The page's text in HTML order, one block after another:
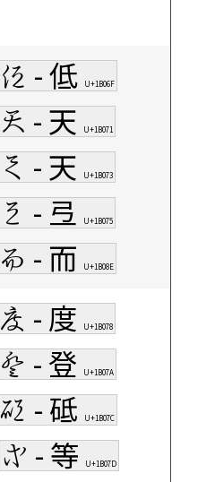
𛁯 - 低 U+1B06F
𛁱 - 天 U+1B071
𛁳 - 天 U+1B073
𛁵 - 弖 U+1B075
𛂎 - 而 U+1B08E
𛁸 - 度 U+1B078
𛁺 - 登 U+1B07A
𛁼 - 砥 U+1B07C
𛁽 - 等 U+1B07D